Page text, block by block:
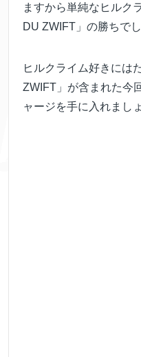
ますから単純なヒルク
DU ZWIFT」の勝ちでし
ヒルクライム好きには
ZWIFT」が含まれた今
ャージを手に入れまし